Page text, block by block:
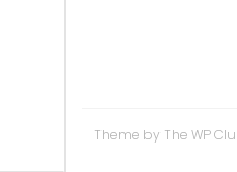
Theme by The WP